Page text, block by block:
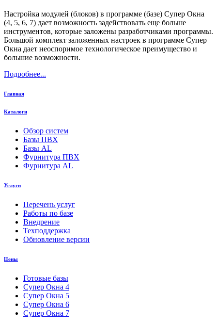
Настройка модулей (блоков) в программе (базе) Супер Окна
(4, 5, 6, 7) дает возможность задействовать еще больше
инструментов, которые заложены разработчиками программы.
Большой комплект заложенных настроек в программе Супер
Окна дает неоспоримое технологическое преимущество и
большие возможности.
Подробнее...
Главная
Каталоги
Обзор систем
Базы ПВХ
Базы AL
Фурнитура ПВХ
Фурнитура AL
Услуги
Перечень услуг
Работы по базе
Внедрение
Техподдержка
Обновление версии
Цены
Готовые базы
Супер Окна 4
Супер Окна 5
Супер Окна 6
Супер Окна 7